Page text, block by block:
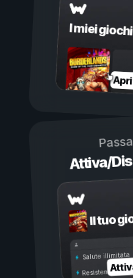
I miei giochi
Attiva/
Il tuo
Salute illimitata
Resistenza